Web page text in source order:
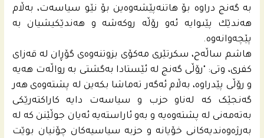
به‌ گه‌نج دراوه‌ بۆ هاتنه‌پێشه‌وه‌ین بۆ نێو سیاسه‌ت، به‌ڵام
هه‌ندێك پێىوایه‌ ئه‌و رۆڵه‌ روكه‌شه‌ و هه‌ندێكیشیان به‌
پێچه‌وانه‌وه‌.
هاشم ساڵەح، سکرتێری مەکۆی بزوتنەوەی گۆڕان لە قەزای
کفری، وتی: "رۆڵی گەنج لە ئێستادا بەگشتی بە رواڵەت هەیە
و رۆڵی پێدراوە، بەڵام ئەگەر تەماشا بکەین لە پشتەوەی هەر
گەنجێک کە لەناو حزب و سیاسەت دایە کاراکتەرێکی
بەتەمەنی لە پشتەوەیە و بەو ئاراستەیە ئەیان جوڵێنن کە لە
بەرژەوەندیەکانی خۆیانە و حزبە سیاسیەکان چۆنیان بوێت